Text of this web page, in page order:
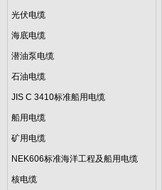
光伏电缆
海底电缆
潜油泵电缆
石油电缆
JIS C 3410标准船用电缆
船用电缆
矿用电缆
NEK606标准海洋工程及船用电缆
核电缆